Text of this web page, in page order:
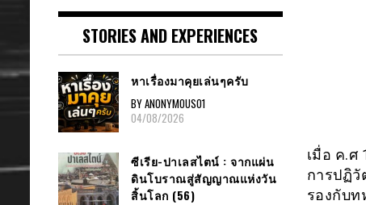
เมื่อ ค.ศ
การปฏิ
รองกับท
STORIES AND EXPERIENCES
หาเรื่องมาคุยเล่นๆครับ
BY ANONYMOUS01
04/08/2026
ซีเรีย-ปาเลสไตน์ : จากแผ่น
ดินโบราณสู่สัญญาณแห่งวัน
สิ้นโลก (56)